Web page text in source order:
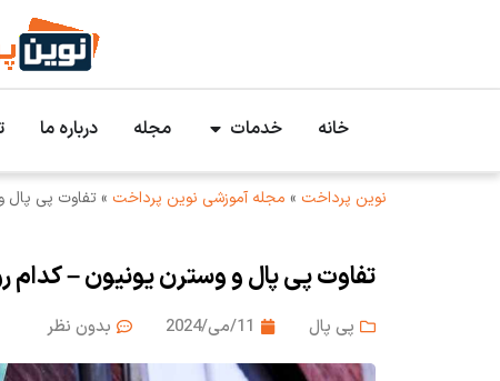
خانه خدمات مجله درباره ما
نوین پرداخت » مجله آموزشی نوین پرداخت »تفاوت پی پال
تفاوت پی پال و وسترن یونیون – کدام
پی پال 11/می/2024 بدون نظر